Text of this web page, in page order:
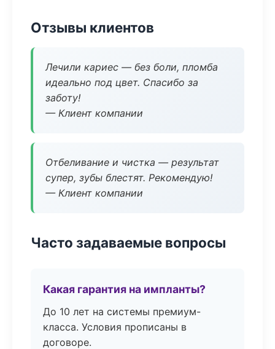
Отзывы клиентов
Лечили кариес — без боли, пломба
идеально под цвет. Спасибо за
заботу!
— Клиент компании
Отбеливание и чистка — результат
супер, зубы блестят. Рекомендую!
— Клиент компании
Часто задаваемые вопросы
Какая гарантия на импланты?
До 10 лет на системы премиум-
класса. Условия прописаны в
договоре.